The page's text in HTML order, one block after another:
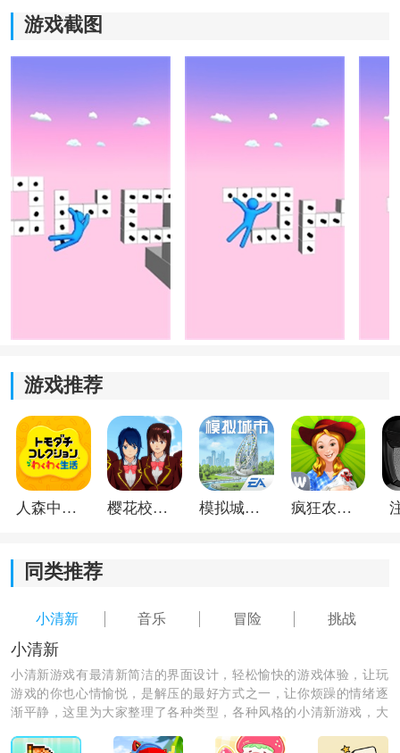
*寻找合适的受力点，让你在攀岩中感受到真实的物理力
学。
*自然灾害的爬山运动，体验真实的危险与紧张。
《悬挂攀岩》游戏特色：
1.快速移动，爬到更高的区域，展现你的速度和灵敏反
应。
2.避开雪崩和山体滑坡，面对危险时保持冷静和应对能
力。
3.注意山羊的攻击，保护自己的安全与生命。
游戏截图
游戏推荐
人森中文版 樱花校园模拟器1.048.00中文版 模拟城市我是巿长联机版 疯狂农场3美国派19
同类推荐
小清新 音乐 冒险 挑战
小清新
小清新游戏有最清新简洁的界面设计，轻松愉快的游戏体验，让玩
游戏的你也心情愉悦，是解压的最好方式之一，让你烦躁的情绪逐
渐平静，这里为大家整理了各种类型，各种风格的小清新游戏，大